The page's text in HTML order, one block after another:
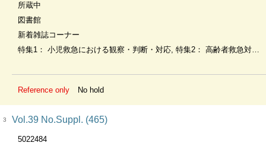
所蔵中
図書館
新着雑誌コーナー
特集1： 小児救急における観察・判断・対応, 特集2： 高齢者救急対応のコツ
Reference only No hold
3 Vol.39 No.Suppl. (465)
5022484